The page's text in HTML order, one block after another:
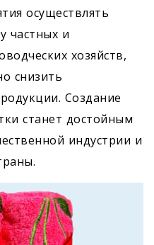
осуществлять
частных и
хозяйств,
снизить
Создание
станет достойным
индустрии и